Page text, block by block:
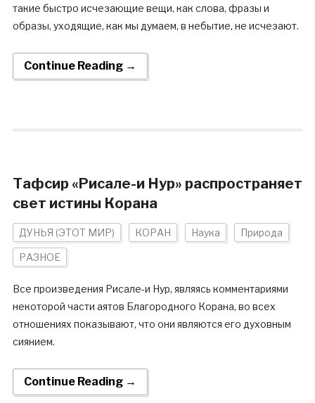
такие быстро исчезающие вещи, как слова, фразы и
образы, уходящие, как мы думаем, в небытие, не исчезают.
Continue Reading →
Тафсир «Рисале-и Нур» распространяет
свет истины Корана
ДУНЬЯ (ЭТОТ МИР) КОРАН Наука Природа
РАЗНОЕ
Все произведения Рисале-и Нур, являясь комментариями
некоторой части аятов Благородного Корана, во всех
отношениях показывают, что они являются его духовным
сиянием.
Continue Reading →